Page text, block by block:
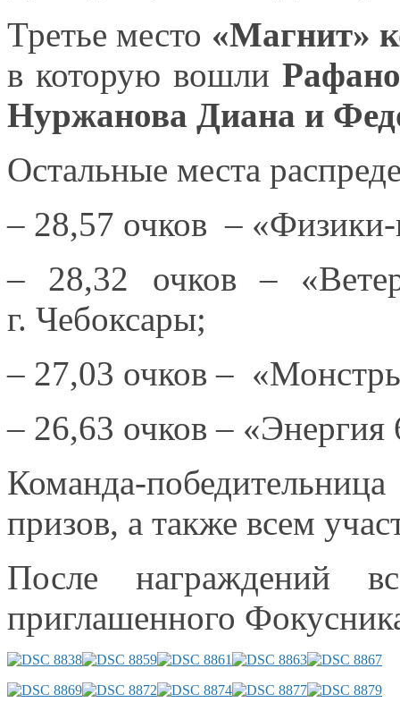
Третье место «Магнит»
в которую вошли
Нуржанова Диана и
Остальные места
– 28,57 очков –
– 28,32 очков –
г. Чебоксары;
– 27,03 очков –
– 26,63 очков –
Команда-
призов, а также всем
После награждений
приглашенного